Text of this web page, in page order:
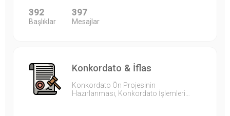
392
Başlıklar
397
Mesajlar
Konkordato & İflas
Konkordato Ön Projesinin
Hazırlanması, Konkordato İşlemleri…